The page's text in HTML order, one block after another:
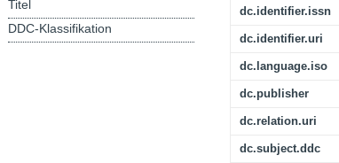
dc.identifier.issn
dc.identifier.uri
dc.language.iso
dc.publisher
dc.relation.uri
dc.subject.ddc
Titel
DDC-Klassifikation